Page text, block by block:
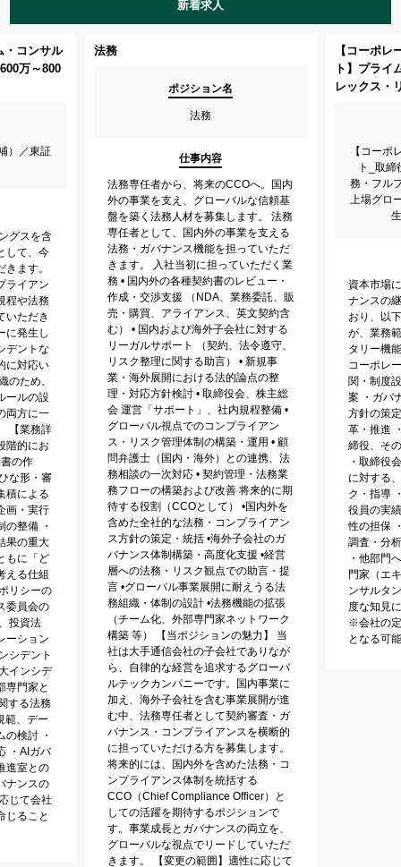
新着求人
・コンサル
万～800
）／東証
グスを含
して、今
ます。
ライアン
程や法務
いただき
に発生し
デントな
に対応い
のため、
ールの設
両方に一
【業務詳
階的にお
の作
な形・審
積による
画・実行
の整備 ・
果の重大
もに「ど
える仕組
リシーの
委員会の
投資法
ーション
シデント
インシデ
専門家と
する法務
範、デー
の検討 ・
・AIガバ
進室との
ナンスの
じて会社
じること
法務
ポジション名
法務
仕事内容
法務専任者から、将来のCCOへ。国内
外の事業を支え、グローバルな信頼基
盤を築く法務人材を募集します。 法務
専任者として、国内外の事業を支える
法務・ガバナンス機能を担っていただ
きます。 入社当初に担っていただく業
務 • 国内外の各種契約書のレビュー・
作成・交渉支援 （NDA、業務委託、販
売・購買、アライアンス、英文契約含
む） • 国内および海外子会社に対する
リーガルサポート （契約、法令遵守、
リスク整理に関する助言） • 新規事
業・海外展開における法的論点の整
理・対応方針検討 • 取締役会、株主総
会 運営「サポート」、社内規程整備 •
グローバル視点でのコンプライアン
ス・リスク管理体制の構築・運用 • 顧
問弁護士（国内・海外）との連携、法
務相談の一次対応 • 契約管理・法務業
務フローの構築および改善 将来的に期
待する役割（CCOとして） •国内外を
含めた全社的な法務・コンプライアン
ス方針の策定・統括 •海外子会社のガ
バナンス体制構築・高度化支援 •経営
層への法務・リスク観点での助言・提
言 •グローバル事業展開に耐えうる法
務組織・体制の設計 •法務機能の拡張
（チーム化、外部専門家ネットワーク
構築 等） 【当ポジションの魅力】 当
社は大手通信会社の子会社でありなが
ら、自律的な経営を追求するグローバ
ルテックカンパニーです。国内事業に
加え、海外子会社を含む事業展開が進
む中、法務専任者として契約審査・ガ
バナンス・コンプライアンスを横断的
に担っていただける方を募集します。
将来的には、国内外を含めた法務・コ
ンプライアンス体制を統括する
CCO（Chief Compliance Officer）と
しての活躍を期待するポジションで
す。事業成長とガバナンスの両立を、
グローバルな視点でリードしていただ
きます。 【変更の範囲】適性に応じて
【コーポレ
ト】プライ
レックス・
【コーポ
ト_取
務・フル
上場グロ
資本市場
ナンスの
おり、以
が、業務
タリー機
コーポレ
関・制度
案 ・ガバ
方針の策
革・推進
締役、そ
・取締役
に対する
ク・指導
役員の実
性の担保
調査・分
・他部門
門家（エ
ンサルタ
度な知見
※会社の
となる可